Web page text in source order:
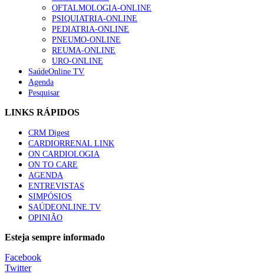
“Os programas de rastreio do cancro do pulmão são custo-
93 visualizações
Quase quatro em cada dez doentes com enfarte
87 visualizações
Trodelvy aprovado para primeira linha no cancro da
61 visualizações
MAIS NOTÍCIAS
Quase 11.900 jovens recorreram aos cheques psicólogo e
OFTALMOLOGIA-ONLINE
PSIQUIATRIA-ONLINE
PEDIATRIA-ONLINE
PNEUMO-ONLINE
REUMA-ONLINE
URO-ONLINE
SaúdeOnline TV
Agenda
Pesquisar
LINKS RÁPIDOS
CRM Digest
CARDIORRENAL LINK
ON CARDIOLOGIA
ON TO CARE
AGENDA
ENTREVISTAS
SIMPÓSIOS
SAÚDEONLINE.TV
OPINIÃO
Esteja sempre informado
Facebook
Twitter